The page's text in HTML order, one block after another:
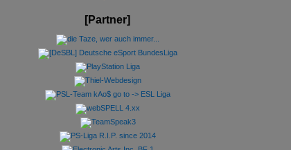
[Partner]